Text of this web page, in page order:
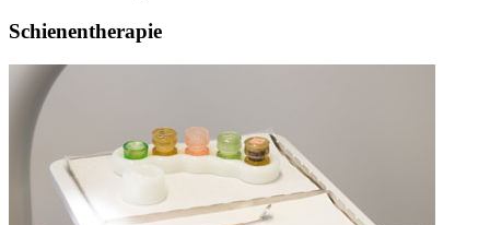
Schienentherapie